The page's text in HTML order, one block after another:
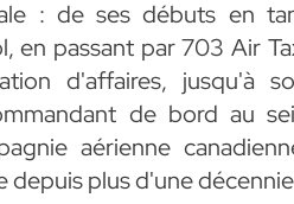
: de ses débuts en
en passant par 703 Air
d'affaires, jusqu'à
de bord au
aérienne
plus d'une